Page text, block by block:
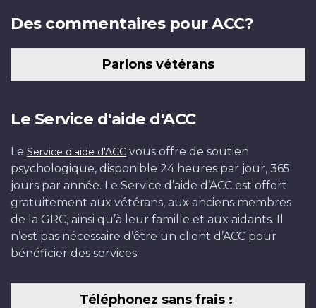
Des commentaires pour ACC?
Parlons vétérans
Le Service d'aide d'ACC
Le Service d'aide d'ACC vous offre de soutien
psychologique, disponible 24 heures par jour, 365
jours par année. Le Service d’aide d’ACC est offert
gratuitement aux vétérans, aux anciens membres
de la GRC, ainsi qu’à leur famille et aux aidants. Il
n’est pas nécessaire d’être un client d’ACC pour
bénéficier des services.
Téléphonez sans frais :